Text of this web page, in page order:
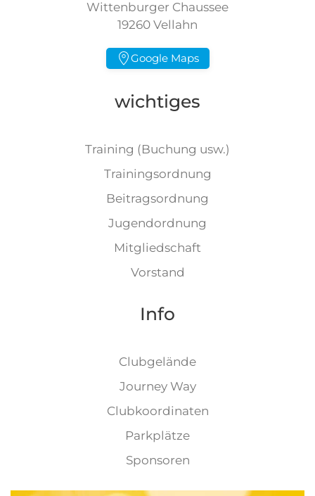
Wittenburger Chaussee
19260 Vellahn
Google Maps
wichtiges
Training (Buchung usw.)
Trainingsordnung
Beitragsordnung
Jugendordnung
Mitgliedschaft
Vorstand
Info
Clubgelände
Journey Way
Clubkoordinaten
Parkplätze
Sponsoren